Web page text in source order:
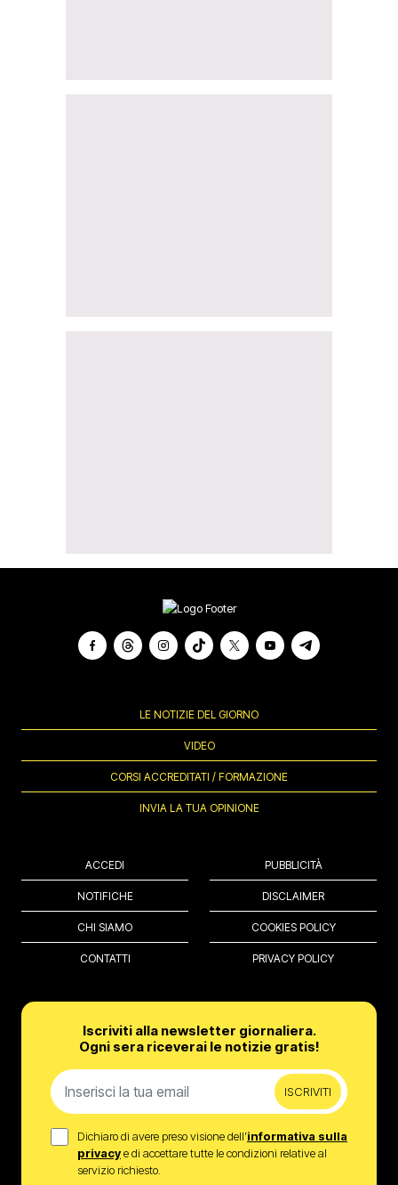
LE NOTIZIE DEL GIORNO
VIDEO
CORSI ACCREDITATI / FORMAZIONE
INVIA LA TUA OPINIONE
ACCEDI
NOTIFICHE
CHI SIAMO
CONTATTI
PUBBLICITÀ
DISCLAIMER
COOKIES POLICY
PRIVACY POLICY
Iscriviti alla newsletter giornaliera.
Ogni sera riceverai le notizie gratis!
ISCRIVITI
Dichiaro di avere preso visione dell’informativa sulla
privacye di accettare tutte le condizioni relative al
servizio richiesto.